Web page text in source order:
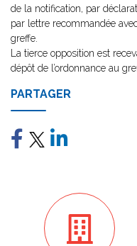
de la notification, par
par lettre recommandée
greffe.
La tierce opposition est
dépôt de l’ordonnance au
PARTAGER